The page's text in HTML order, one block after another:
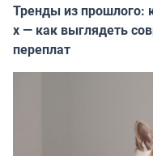
Тренды из прошлого:
х — как выглядеть
переплат